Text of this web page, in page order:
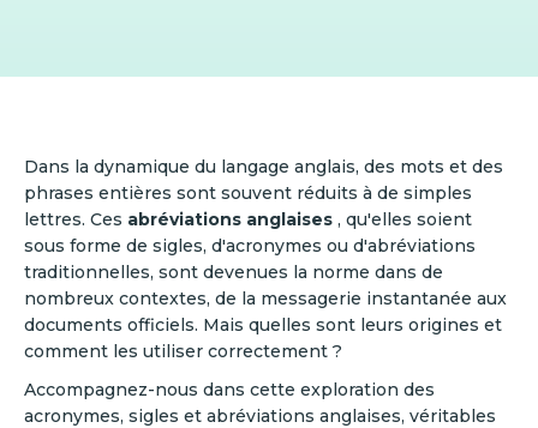
Dans la dynamique du langage anglais, des mots et des
phrases entières sont souvent réduits à de simples
lettres. Ces abréviations anglaises , qu'elles soient
sous forme de sigles, d'acronymes ou d'abréviations
traditionnelles, sont devenues la norme dans de
nombreux contextes, de la messagerie instantanée aux
documents officiels. Mais quelles sont leurs origines et
comment les utiliser correctement ?
Accompagnez-nous dans cette exploration des
acronymes, sigles et abréviations anglaises, véritables